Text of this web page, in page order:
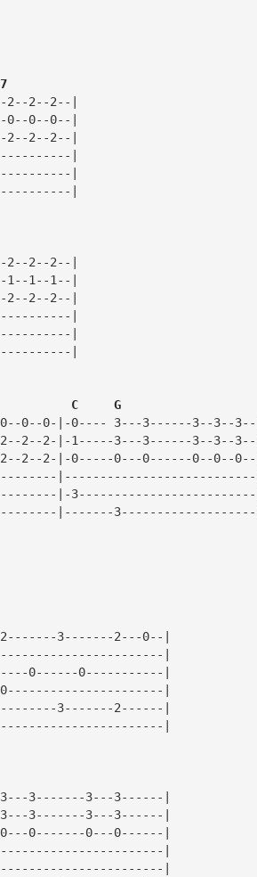
B7
2--2--|
0--0--|
2--2--|
|
|
|
2--2--|
1--1--|
2--2--|
|
|
|
C     G
0--0-|-0---- 3---3------3--3--3--|
2--2-|-1-----3---3------3--3--3--|
2--2-|-0-----0---0------0--0--0--|
|---------------------------|
|-3-------------------------|
3-------2---0--|
|
0------0-----------|
|
3-------2------|
|
3-------3---3------|
3-------3---3------|
0-------0---0------|
|
|